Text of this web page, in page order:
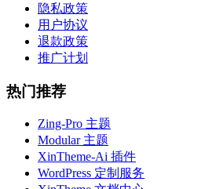
隐私政策
用户协议
退款政策
推广计划
热门推荐
Zing-Pro 主题
Modular 主题
XinTheme-Ai 插件
WordPress 定制服务